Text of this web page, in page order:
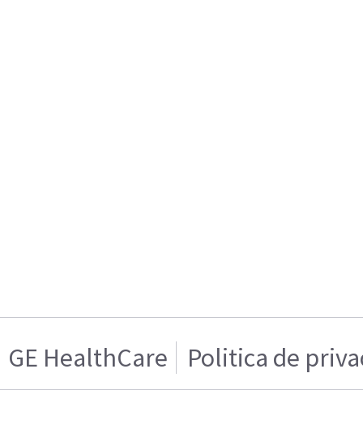
GE HealthCare Politica de